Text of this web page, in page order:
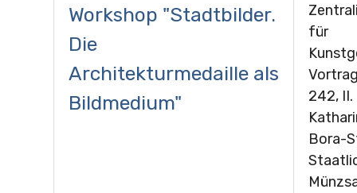
Workshop "Stadtbilder.
Die
Architekturmedaille als
Bildmedium"
für
242, II.
Bora-